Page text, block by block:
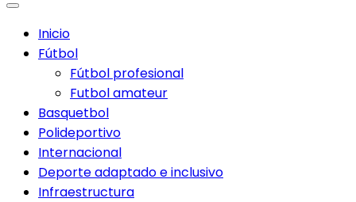
Inicio
Fútbol
Fútbol profesional
Futbol amateur
Basquetbol
Polideportivo
Internacional
Deporte adaptado e inclusivo
Infraestructura